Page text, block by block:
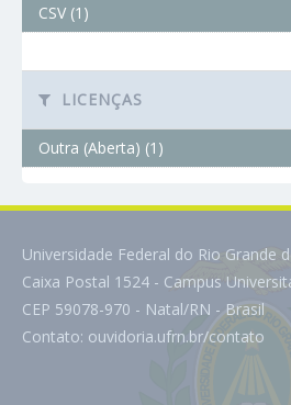
CSV (1)
LICENÇAS
Outra (Aberta) (1)
Universidade Federal do Rio Grande
Caixa Postal 1524 - Campus
CEP 59078-970 - Natal/RN - Brasil
Contato: ouvidoria.ufrn.br/contato